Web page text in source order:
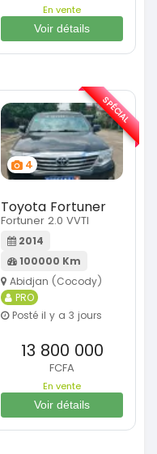
En vente
Voir détails
4
Toyota Fortuner
Fortuner 2.0 VVTI
2014
100000 Km
Abidjan (Cocody)
PRO
Posté il y a 3 jours
13 800 000
FCFA
En vente
Voir détails
SPÉCIAL